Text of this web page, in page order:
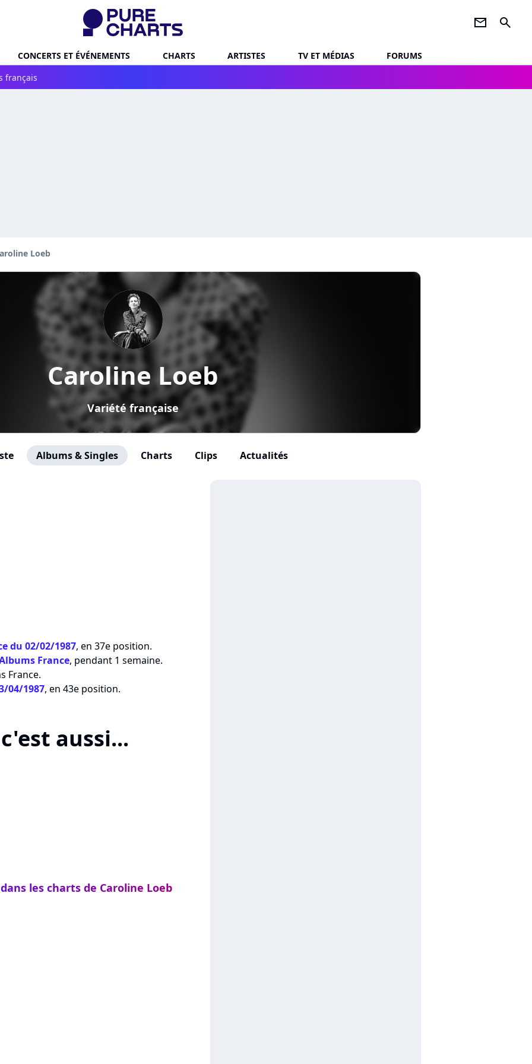
newsletter search
CONCERTS ET ÉVÉNEMENTS CHARTS ARTISTES TV ET MÉDIAS
FORUMS
français
Loeb
Caroline Loeb
Variété française
Albums & Singles Charts Clips Actualités
du 02/02/1987, en 37e position.
France, pendant 1 semaine.
France.
04/1987, en 43e position.
aussi...
les charts de Caroline Loeb